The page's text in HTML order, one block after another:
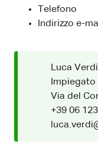
Telefono
Indirizzo e-
Luca Verdi
Impiegato
Via del
+39 06